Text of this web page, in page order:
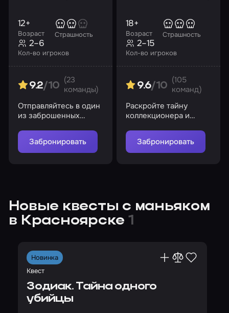
Возраст
12+
Страшность
Кол-во игроков
2–6
9.2/10
(23
команды)
Отправляйтесь в один
из заброшенных
наполнен
паранормальной
активностью!
Забронировать
Возраст
18+
Страшность
Кол-во игроков
2–15
9.6/10
(105
команд)
Раскройте тайну
коллекционера и
Забронировать
Новые квесты с маньяком
в Красноярске 1
Новинка
Квест
Зодиак. Тайна одного
убийцы